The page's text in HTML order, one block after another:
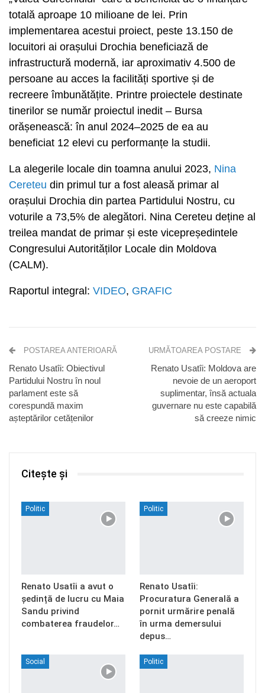
totală aproape 10 milioane de lei. Prin
implementarea acestui proiect, peste 13.150 de
locuitori ai orașului Drochia beneficiază de
infrastructură modernă, iar aproximativ 4.500 de
persoane au acces la facilități sportive și de
recreere îmbunătățite. Printre proiectele destinate
tinerilor se număr proiectul inedit – Bursa
orășenească: în anul 2024–2025 de ea au
beneficiat 12 elevi cu performanțe la studii.
La alegerile locale din toamna anului 2023, Nina
Cereteu din primul tur a fost aleasă primar al
orașului Drochia din partea Partidului Nostru, cu
voturile a 73,5% de alegători. Nina Cereteu deține al
treilea mandat de primar și este vicepreședintele
Congresului Autorităților Locale din Moldova
(CALM).
Raportul integral: VIDEO, GRAFIC
POSTAREA ANTERIOARĂ
Renato Usatîi: Obiectivul
Partidului Nostru în noul
parlament este să
corespundă maxim
așteptărilor cetățenilor
URMĂTOAREA POSTARE
Renato Usatîi: Moldova are
nevoie de un aeroport
suplimentar, însă actuala
guvernare nu este capabilă
să creeze nimic
Citește și
Politic
Renato Usatîi a avut o
ședință de lucru cu Maia
Sandu privind
combaterea fraudelor…
Politic
Renato Usatîi:
Procuratura Generală a
pornit urmărire penală
în urma demersului
depus…
Social Politic